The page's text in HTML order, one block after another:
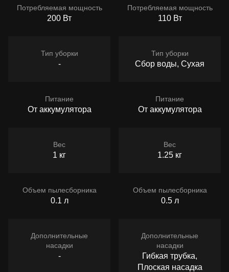
Потребляемая мощность
200 Вт
Тип уборки
-
Питание
От аккумулятора
Вес
1 кг
Объем пылесборника
0.1 л
Дополнительные
насадки
-
Потребляемая мощность
110 Вт
Тип уборки
Сбор воды, Сухая
Питание
От аккумулятора
Вес
1.25 кг
Объем пылесборника
0.5 л
Дополнительные
насадки
Гибкая трубка,
Плоская насадка